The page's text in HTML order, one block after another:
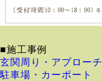
■施工事例
玄関周り・アプローチ
駐車場・カーポート